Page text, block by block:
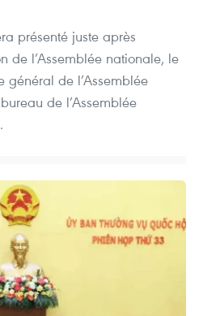
présenté juste après
de l’Assemblée nationale, le
général de l’Assemblée
de l’Assemblée